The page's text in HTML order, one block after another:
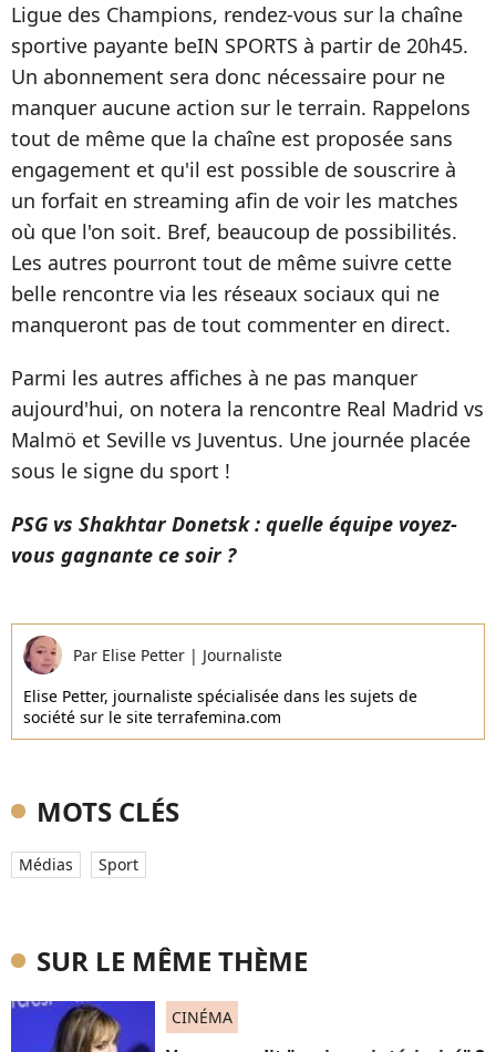
Ligue des Champions, rendez-vous sur la chaîne
sportive payante beIN SPORTS à partir de 20h45.
Un abonnement sera donc nécessaire pour ne
manquer aucune action sur le terrain. Rappelons
tout de même que la chaîne est proposée sans
engagement et qu'il est possible de souscrire à
un forfait en streaming afin de voir les matches
où que l'on soit. Bref, beaucoup de possibilités.
Les autres pourront tout de même suivre cette
belle rencontre via les réseaux sociaux qui ne
manqueront pas de tout commenter en direct.
Parmi les autres affiches à ne pas manquer
aujourd'hui, on notera la rencontre Real Madrid vs
Malmö et Seville vs Juventus. Une journée placée
sous le signe du sport !
PSG vs Shakhtar Donetsk : quelle équipe voyez-
vous gagnante ce soir ?
Par Elise Petter | Journaliste
Elise Petter, journaliste spécialisée dans les sujets de
société sur le site terrafemina.com
MOTS CLÉS
Médias Sport
SUR LE MÊME THÈME
CINÉMA